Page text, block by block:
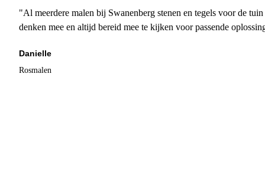
"Al meerdere malen bij Swanenberg stenen en tegels voor de
denken mee en altijd bereid mee te kijken voor passende
Danielle
Rosmalen